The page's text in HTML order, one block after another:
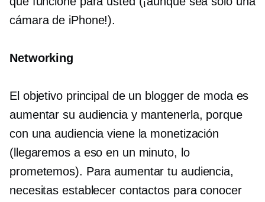
cámara de iPhone!).
Networking
El objetivo principal de un blogger de moda es
aumentar su audiencia y mantenerla, porque
con una audiencia viene la monetización
(llegaremos a eso en un minuto, lo
prometemos). Para aumentar tu audiencia,
necesitas establecer contactos para conocer